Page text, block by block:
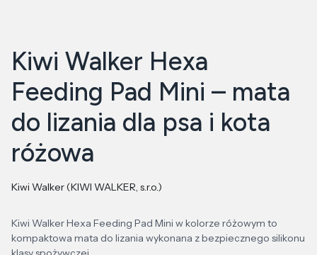
Kiwi Walker Hexa
Feeding Pad Mini – mata
do lizania dla psa i kota
różowa
Kiwi Walker (KIWI WALKER, s.r.o.)
Kiwi Walker Hexa Feeding Pad Mini w kolorze różowym to
kompaktowa mata do lizania wykonana z bezpiecznego silikonu